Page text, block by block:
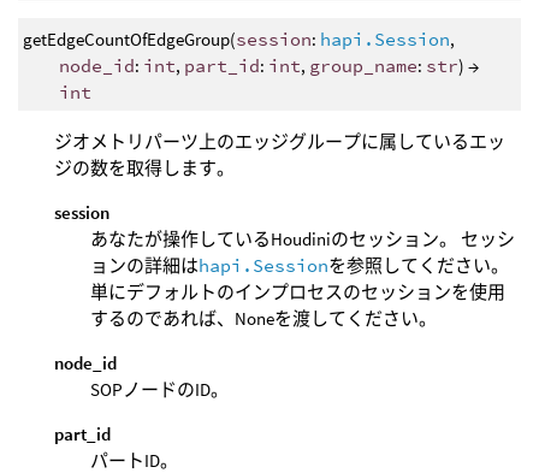
getEdgeCountOfEdgeGroup(session: hapi.Session,
node_id: int, part_id: int, group_name: str) →
int
ジオメトリパーツ上のエッジグループに属しているエッ
ジの数を取得します。
session
あなたが操作しているHoudiniのセッション。 セッシ
ョンの詳細はhapi.Sessionを参照してください。
単にデフォルトのインプロセスのセッションを使用
するのであれば、Noneを渡してください。
node_id
SOPノードのID。
part_id
パートID。